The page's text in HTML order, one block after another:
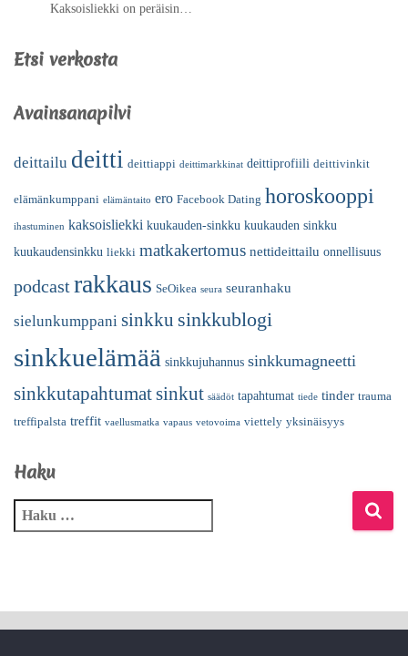
Kaksoisliekki on peräisin…
Etsi verkosta
Avainsanapilvi
deittailu deitti deittiappi deittimarkkinat deittiprofiili deittivinkit
elämänkumppani elämäntaito ero Facebook Dating horoskooppi
ihastuminen kaksoisliekki kuukauden-sinkku kuukauden sinkku
kuukaudensinkku liekki matkakertomus nettideittailu onnellisuus
podcast rakkaus SeOikea seura seuranhaku
sielunkumppani sinkku sinkkublogi
sinkkuelämää sinkkujuhannus sinkkumagneetti
sinkkutapahtumatsinkut säädöt tapahtumat tiede tinder trauma
treffipalsta treffit vaellusmatka vapaus vetovoima viettely yksinäisyys
Haku